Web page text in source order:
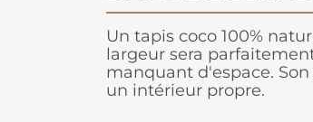
Un tapis coco 100%
largeur sera
manquant d'espace.
un intérieur propre.